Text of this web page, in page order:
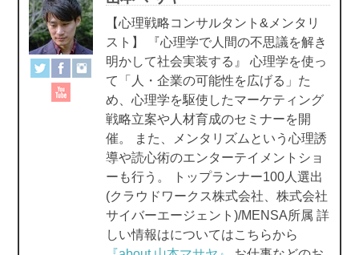
b
o
o
k
a
【心理戦略コンサルタント&メンタリ
スト】 『心理学で人間の不思議を解き
明かして社会実装する』 心理学を使っ
て「人・企業の可能性を広げる」た
め、心理学を駆使したマーケティング
戦略立案や人材育成のセミナーを開
催。 また、メンタリズムという心理誘
導や読心術のエンターテイメントショ
ーも行う。 トップランナー100人選出
(クラウドワークス株式会社、株式会社
サイバーエージェント)/MENSA所属 詳
しい情報はについてはこちらから